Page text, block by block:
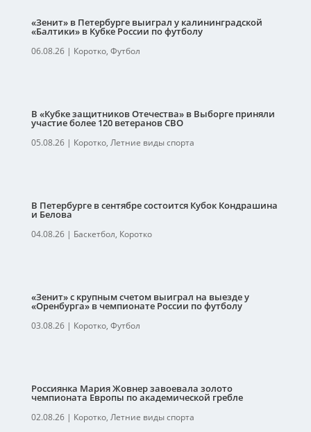
«Зенит» в Петербурге выиграл у калининградской
«Балтики» в Кубке России по футболу
06.08.26| Коротко, Футбол
В «Кубке защитников Отечества» в Выборге приняли
участие более 120 ветеранов СВО
05.08.26| Коротко, Летние виды спорта
В Петербурге в сентябре состоится Кубок Кондрашина
и Белова
04.08.26| Баскетбол, Коротко
«Зенит» с крупным счетом выиграл на выезде у
«Оренбурга» в чемпионате России по футболу
03.08.26| Коротко, Футбол
Россиянка Мария Жовнер завоевала золото
чемпионата Европы по академической гребле
02.08.26| Коротко, Летние виды спорта